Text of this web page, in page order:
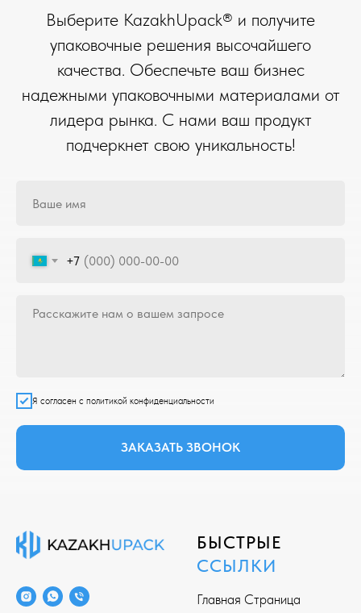
Выберите KazakhUpack® и получите
упаковочные решения высочайшего
качества. Обеспечьте ваш бизнес
надежными упаковочными материалами от
лидера рынка. С нами ваш продукт
подчеркнет свою уникальность!
+7
Я согласен с политикой конфиденциальности
ЗАКАЗАТЬ ЗВОНОК
БЫСТРЫЕ
ССЫЛКИ
Главная Страница